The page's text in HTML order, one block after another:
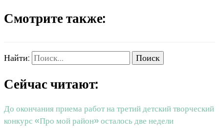
Смотрите также:
Найти:
Сейчас читают:
До окончания приема работ на третий детский творческий
конкурс «Про мой район» осталось две недели